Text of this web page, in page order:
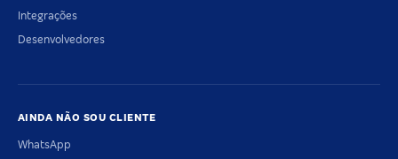
Integrações
Desenvolvedores
AINDA NÃO SOU CLIENTE
WhatsApp